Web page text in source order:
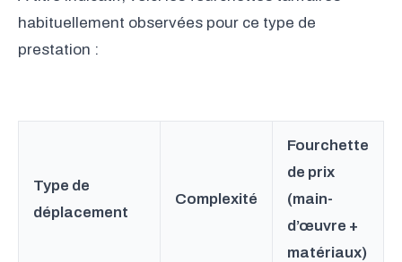
habituellement observées pour ce type de
prestation :
Type de
déplacement
Complexité
Fourchette
de prix
(main-
d’œuvre +
matériaux)